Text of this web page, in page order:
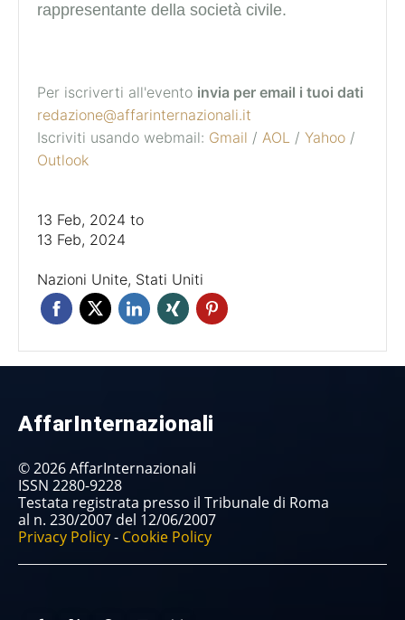
rappresentante della società civile.
Per iscriverti all'evento invia per email i tuoi dati
redazione@affarinternazionali.it
Iscriviti usando webmail: Gmail / AOL / Yahoo /
Outlook
13 Feb, 2024 to
13 Feb, 2024
Nazioni Unite, Stati Uniti
AffarInternazionali
© 2026 AffarInternazionali
ISSN 2280-9228
Testata registrata presso il Tribunale di Roma
al n. 230/2007 del 12/06/2007
Privacy Policy- Cookie Policy